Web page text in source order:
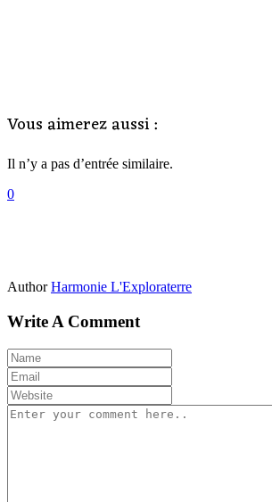
Vous aimerez aussi :
Il n’y a pas d’entrée similaire.
0
Author Harmonie L'Exploraterre
Write A Comment